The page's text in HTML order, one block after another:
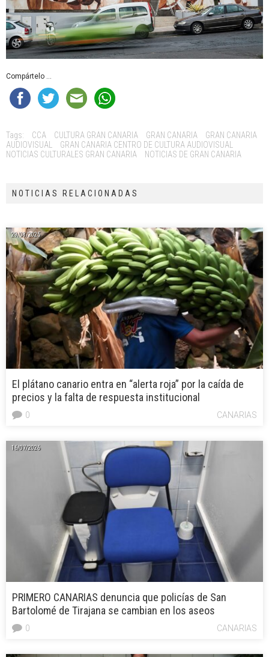
Compártelo ...
Tags: CCA CULTURA GRAN CANARIA GRAN CANARIA
GRAN CANARIA
AUDIOVISUAL
GRAN CANARIA CENTRO DE CULTURA AUDIOVISUAL
NOTICIAS CULTURALES GRAN CANARIA
NOTICIAS DE GRAN CANARIA
NOTICIAS RELACIONADAS
29/08/2025
El plátano canario entra en “alerta roja” por la caída de
precios y la falta de respuesta institucional
CANARIAS
0
16/07/2026
PRIMERO CANARIAS denuncia que policías de San
Bartolomé de Tirajana se cambian en los aseos
CANARIAS
0